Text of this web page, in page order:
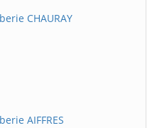
CHAURAY
AIFFRES